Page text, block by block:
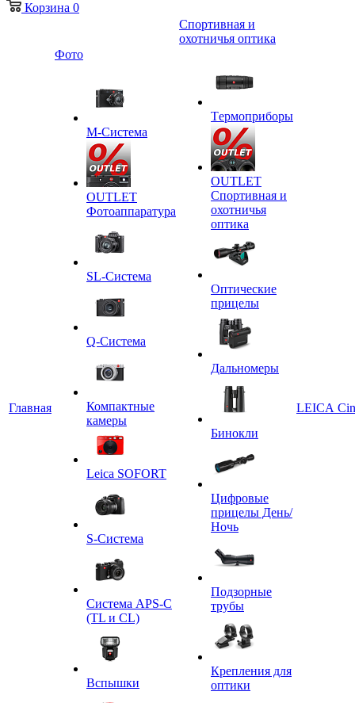
Корзина 0
Главная
Фото
M-Система
OUTLET
Фотоаппаратура
SL-Система
Q-Cистема
Компактные
камеры
Leica SOFORT
S-Система
Система APS-C
(TL и CL)
Вспышки
Спортивная и
охотничья оптика
Tермоприборы
OUTLET
Спортивная и
охотничья
оптика
Оптические
прицелы
Дальномеры
Бинокли
Цифровые
прицелы День/
Ночь
Подзорные
трубы
Крепления для
оптики
LEICA